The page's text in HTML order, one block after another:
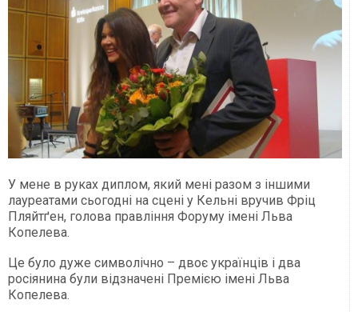
У мене в руках диплом, який мені разом з іншими
лауреатами сьогодні на сцені у Кельні вручив Фріц
Пляйтґен, голова правління Форуму імені Льва
Копелева.
Це було дуже символічно – двоє українців і два
росіянина були відзначені Премією імені Льва
Копелева.